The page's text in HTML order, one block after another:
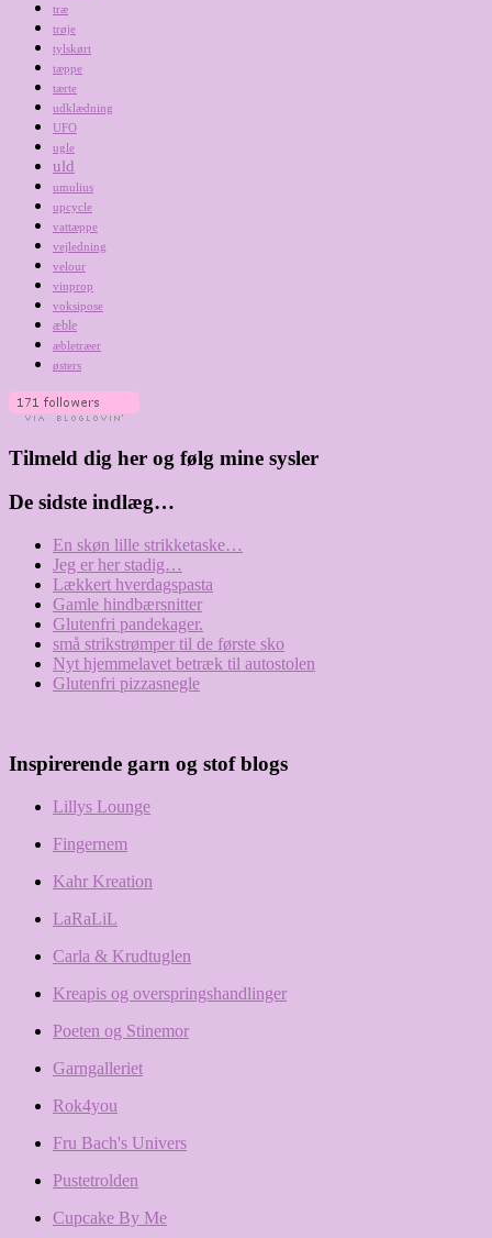
træ
trøje
tylskørt
tæppe
tærte
udklædning
UFO
ugle
uld
umulius
upcycle
vattæppe
vejledning
velour
vinprop
voksipose
æble
æbletræer
østers
Tilmeld dig her og følg mine sysler
De sidste indlæg…
En skøn lille strikketaske…
Jeg er her stadig…
Lækkert hverdagspasta
Gamle hindbærsnitter
Glutenfri pandekager.
små strikstrømper til de første sko
Nyt hjemmelavet betræk til autostolen
Glutenfri pizzasnegle
Inspirerende garn og stof blogs
Lillys Lounge
Fingernem
Kahr Kreation
LaRaLiL
Carla & Krudtuglen
Kreapis og overspringshandlinger
Poeten og Stinemor
Garngalleriet
Rok4you
Fru Bach's Univers
Pustetrolden
Cupcake By Me